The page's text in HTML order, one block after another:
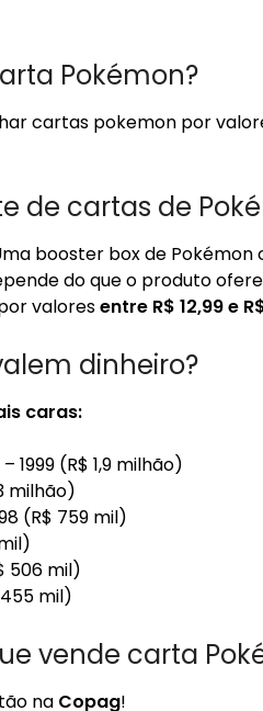
Pokémon?
cartas pokemon por
de cartas de
booster box de Pokémon
do que o produto
valoresentre R$ 12,99 e
dinheiro?
caras:
1999 (R$ 1,9 milhão)
milhão)
(R$ 759 mil)
506 mil)
mil)
vende carta
na Copag!